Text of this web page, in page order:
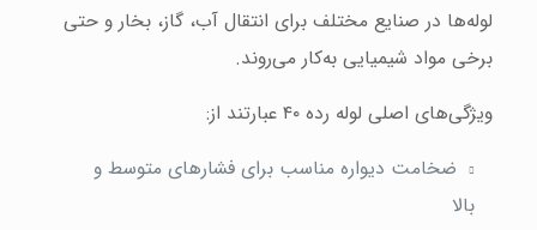
لوله‌ها در صنایع مختلف برای انتقال آب، گاز، بخار و حتی
برخی مواد شیمیایی به‌کار می‌روند.
ویژگی‌های اصلی لوله رده ۴۰ عبارتند از:
ضخامت دیواره مناسب برای فشارهای متوسط و
بالا